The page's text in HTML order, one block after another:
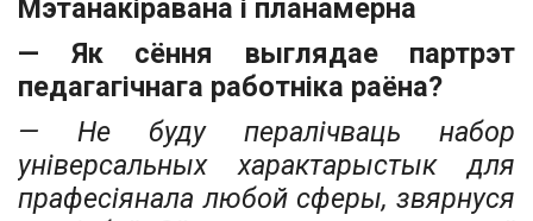
Мэтанакіравана і планамерна
— Як сёння выглядае партрэт
педагагічнага работніка раёна?
— Не буду пераліч­ваць набор
універсальных характарыстык для
прафесіянала любой сферы, звярнуся